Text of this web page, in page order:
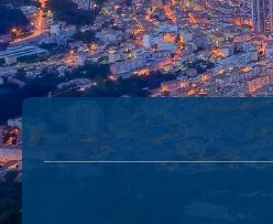
AI пътувания Харта